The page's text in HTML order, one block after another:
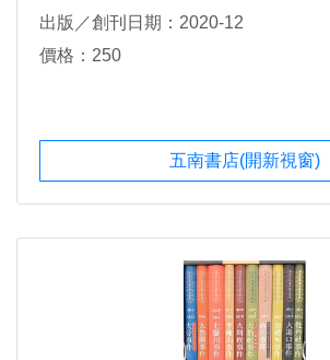
出版／創刊日期：2020-12
價格：250
五南書店(開新視窗)